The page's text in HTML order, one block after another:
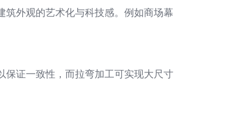
外观的艺术化与科技感。例如商场幕
保证一致性，而拉弯加工可实现大尺寸